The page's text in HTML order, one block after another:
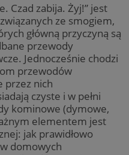
Czad zabija. Żyj!” jest
ze smogiem,
główną przyczyną są
przewody
Jednocześnie chodzi
przewodów
przez nich
czyste i w pełni
kominowe (dymowe,
elementem jest
jak prawidłowo
domowych